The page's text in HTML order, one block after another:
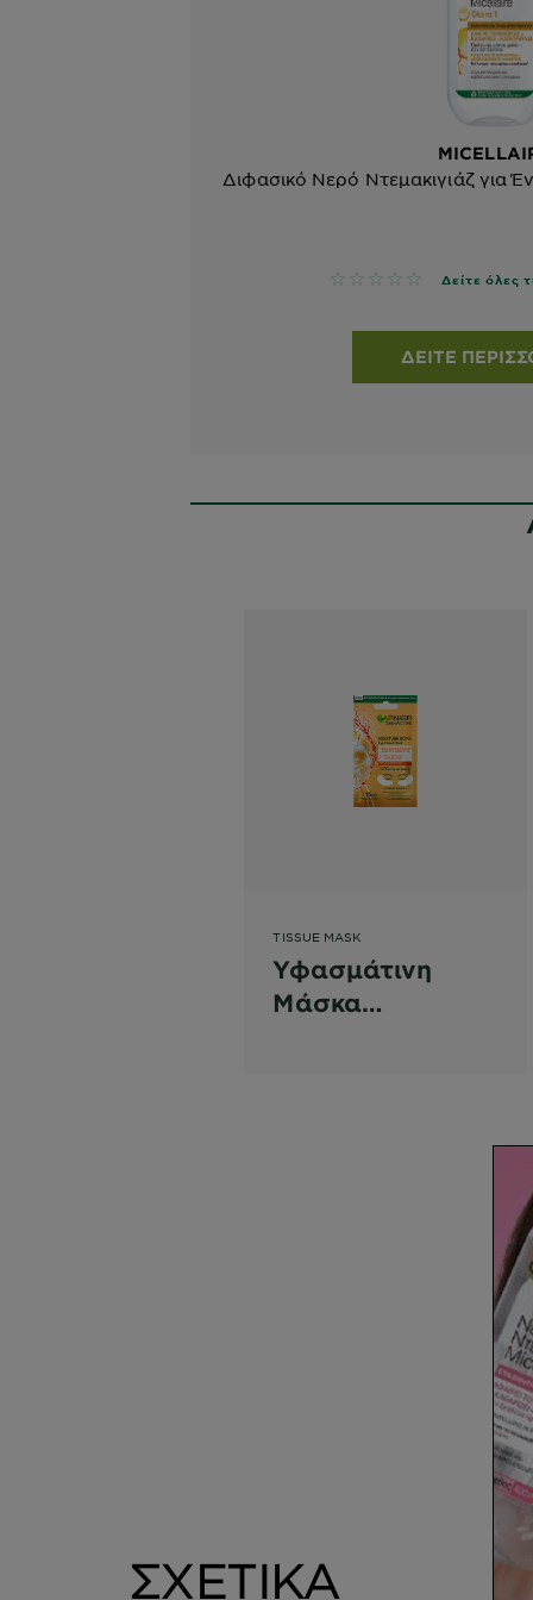
Διφασικό Νερό Ντεμακιγιάζ για
No reviews Δείτε όλες
ΔΕΊΤΕ
TISSUE MASK
Υφασμάτινη
Μάσκα
ΣΧΕΤΙΚΑ